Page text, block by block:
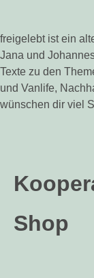
freigelebt ist ein
Jana und
Texte zu den
und Vanlife,
wünschen dir viel
Shop